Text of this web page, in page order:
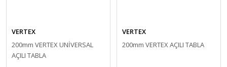
VERTEX
200mm VERTEX UNİVERSAL
AÇILI TABLA
VERTEX
200mm VERTEX AÇILI TABLA